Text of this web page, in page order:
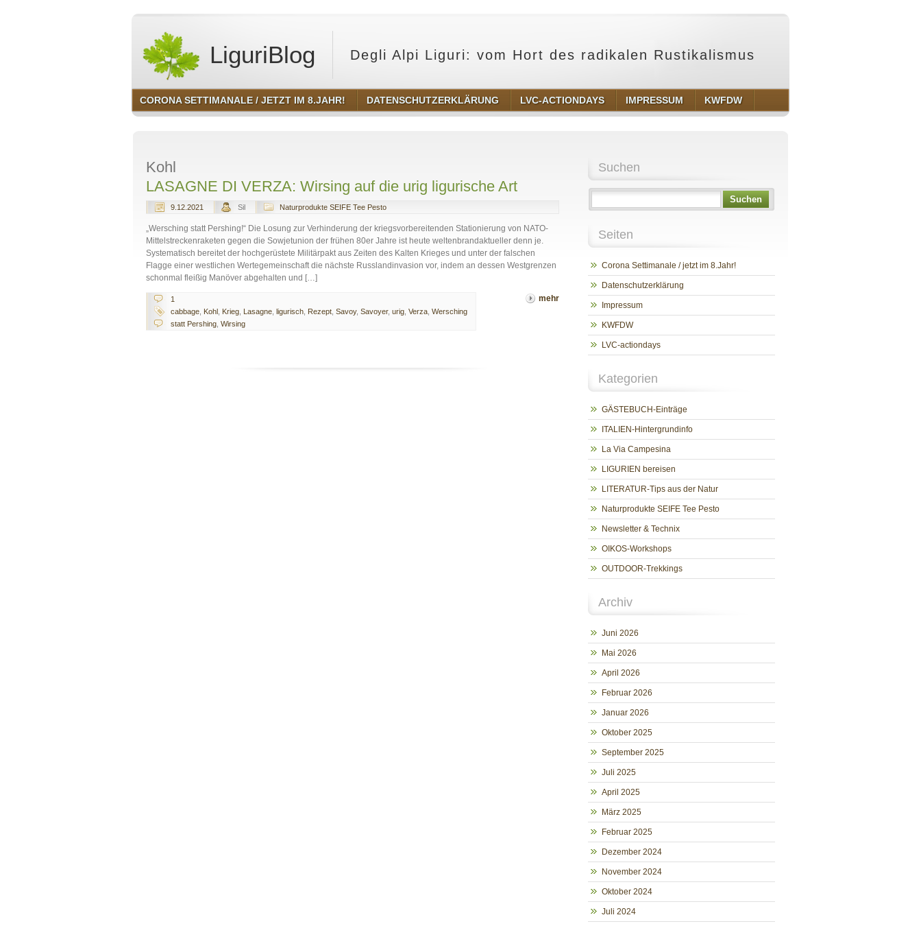
LiguriBlog Degli Alpi Liguri: vom Hort des radikalen Rustikalismus
CORONA SETTIMANALE / JETZT IM 8.JAHR! DATENSCHUTZERKLÄRUNG LVC-ACTIONDAYS IMPRESSUM KWFDW
Kohl
LASAGNE DI VERZA: Wirsing auf die urig ligurische Art
9.12.2021 Sil Naturprodukte SEIFE Tee Pesto
„Wersching statt Pershing!“ Die Losung zur Verhinderung der kriegsvorbereitenden Stationierung von NATO-
Mittelstreckenraketen gegen die Sowjetunion der frühen 80er Jahre ist heute weltenbrandaktueller denn je.
Systematisch bereitet der hochgerüstete Militärpakt aus Zeiten des Kalten Krieges und unter der falschen
Flagge einer westlichen Wertegemeinschaft die nächste Russlandinvasion vor, indem an dessen Westgrenzen
schonmal fleißig Manöver abgehalten und […]
mehr
1
cabbage Kohl Krieg Lasagne ligurisch Rezept Savoy, Savoyer, urig Verza Wersching
statt Pershing Wirsing
Suchen
Suchen
Seiten
Corona Settimanale / jetzt im 8.Jahr!
Datenschutzerklärung
Impressum
KWFDW
LVC-actiondays
Kategorien
GÄSTEBUCH-Einträge
ITALIEN-Hintergrundinfo
La Via Campesina
LIGURIEN bereisen
LITERATUR-Tips aus der Natur
Naturprodukte SEIFE Tee Pesto
Newsletter & Technix
OIKOS-Workshops
OUTDOOR-Trekkings
Archiv
Juni 2026
Mai 2026
April 2026
Februar 2026
Januar 2026
Oktober 2025
September 2025
Juli 2025
April 2025
März 2025
Februar 2025
Dezember 2024
November 2024
Oktober 2024
Juli 2024